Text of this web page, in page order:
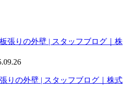
りの外壁 | スタッフブログ｜株式